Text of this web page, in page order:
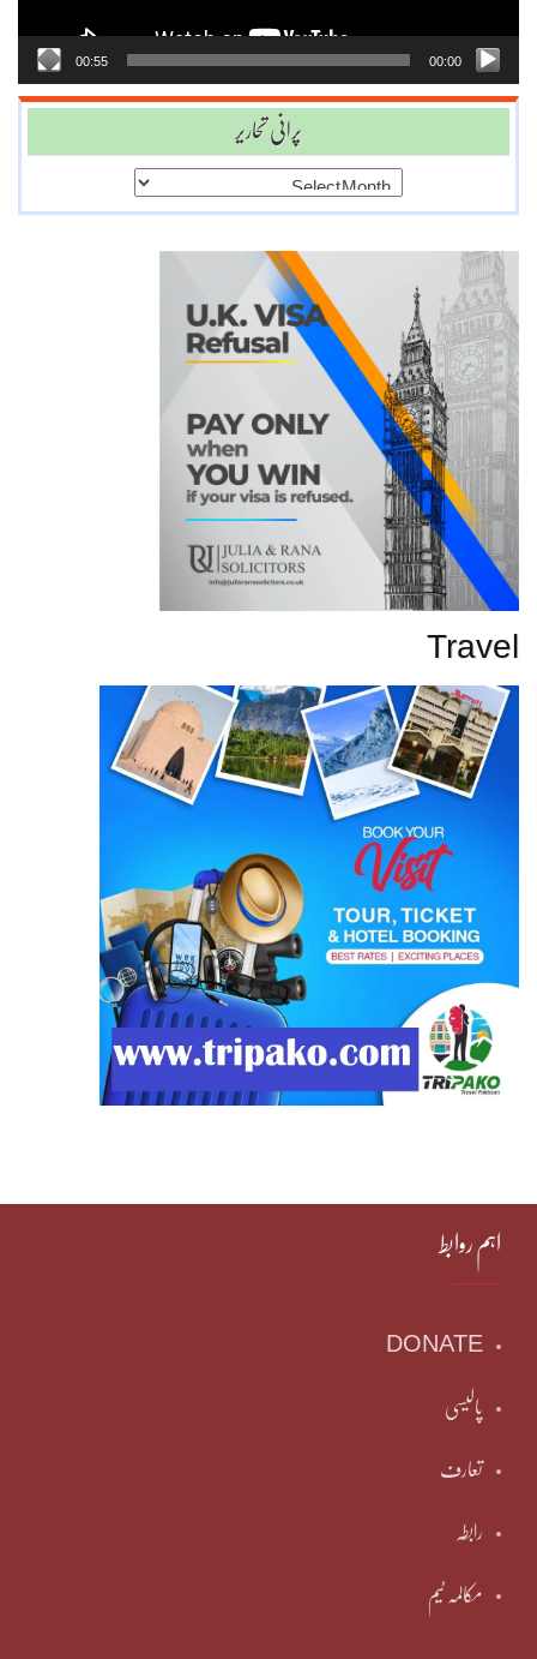
00:00
00:55
پرانی تحاریر
Travel
اہم روابط
DONATE
پالیسی
تعارف
رابطہ
مکالمہ ٹیم